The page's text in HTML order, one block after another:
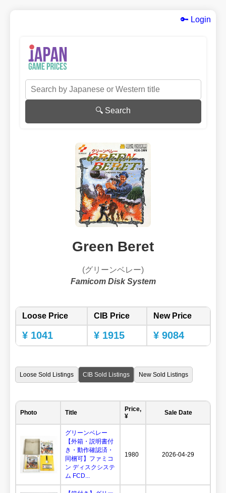
🔑 Login
🔍 Search
Green Beret
(グリーンベレー)
Famicom Disk System
Loose Price CIB Price New Price
¥ 1041 ¥ 1915 ¥ 9084
Loose Sold Listings CIB Sold Listings New Sold Listings
Photo Title
Price,
¥
Sale Date
グリーンベレー
【外箱・説明書付
き・動作確認済・
同梱可】ファミコ
ン ディスクシステ
ム FCD...
1980 2026-04-29